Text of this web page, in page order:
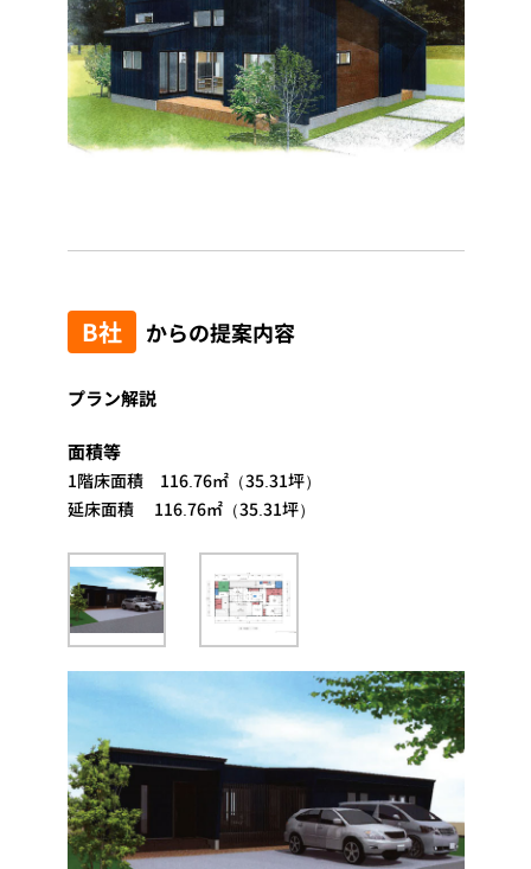
B社 からの提案内容
プラン解説
面積等
1階床面積 116.76㎡（35.31坪）
延床面積 116.76㎡（35.31坪）